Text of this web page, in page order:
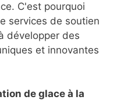
C'est pourquoi
services de soutien
développer des
et innovantes
de glace à la